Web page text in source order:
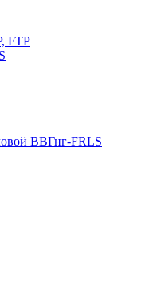
FTP
ВВГнг-FRLS